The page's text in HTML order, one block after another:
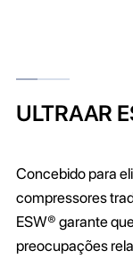
ULTRAAR
Concebido para
compressores
ESW® garante
preocupações